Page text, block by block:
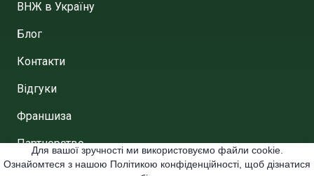
ВНЖ в Україну
Блог
Контакти
Відгуки
Франшиза
Партнерство
Договір публічної аферти
Для вашої зручності ми використовуємо файли cookie.
Ознайомтеся з нашою Політикою конфіденційності, щоб дізнатися